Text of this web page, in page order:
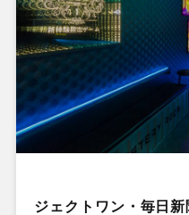
ジェクトワン・毎日